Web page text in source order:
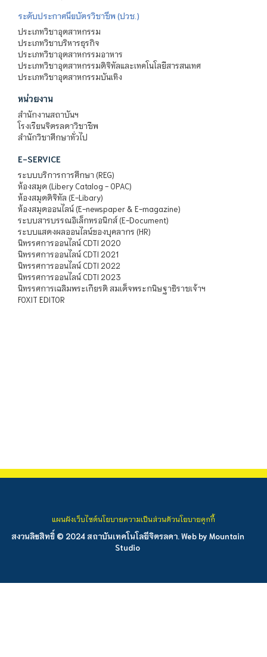
ระดับประกาศนียบัตรวิชาชีพ (ปวช.)
ประเภทวิชาอุตสาหกรรม
ประเภทวิชาบริหารธุรกิจ
ประเภทวิชาอุตสาหกรรมอาหาร
ประเภทวิชาอุตสาหกรรมดิจิทัลและเทคโนโลยีสารสนเทศ
ประเภทวิชาอุตสาหกรรมบันเทิง
หน่วยงาน
สำนักงานสถาบันฯ
โรงเรียนจิตรลดาวิชาชีพ
สำนักวิชาศึกษาทั่วไป
E-SERVICE
ระบบบริการการศึกษา (REG)
ห้องสมุด (Libery Catalog - OPAC)
ห้องสมุดดิจิทัล (E-Libary)
ห้องสมุดออนไลน์ (E-newspaper & E-magazine)
ระบบสารบรรณอิเล็กทรอนิกส์ (E-Document)
ระบบแสดงผลออนไลน์ของบุคลากร (HR)
นิทรรศการออนไลน์ CDTI 2020
นิทรรศการออนไลน์ CDTI 2021
นิทรรศการออนไลน์ CDTI 2022
นิทรรศการออนไลน์ CDTI 2023
นิทรรศการเฉลิมพระเกียรติ สมเด็จพระกนิษฐาธิราชเจ้าฯ
FOXIT EDITOR
สงวนลิขสิทธิ์ © 2024 สถาบันเทคโนโลยีจิตรลดา. Web by Mountain
Studio
แผนผังเว็บไซต์นโยบายความเป็นส่วนตัวนโยบายคุกกี้